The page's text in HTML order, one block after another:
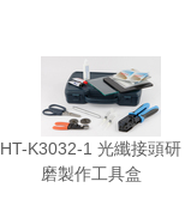
HT-K3032-1 光纖接頭研
磨製作工具盒